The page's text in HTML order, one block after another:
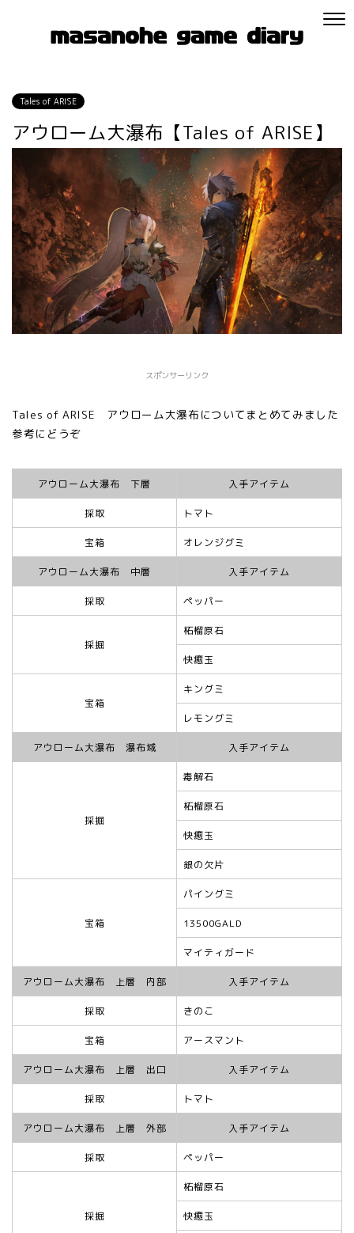
Tales of ARISE
アウローム大瀑布【Tales of ARISE】
スポンサーリンク
Tales of ARISE アウローム大瀑布についてまとめてみました
参考にどうぞ
アウローム大瀑布 下層 入手アイテム
採取 トマト
宝箱 オレンジグミ
アウローム大瀑布 中層 入手アイテム
採取 ペッパー
採掘
柘榴原石
快癒玉
宝箱
キングミ
レモングミ
アウローム大瀑布 瀑布域 入手アイテム
採掘
毒解石
柘榴原石
快癒玉
銀の欠片
宝箱
パイングミ
13500GALD
マイティガード
アウローム大瀑布 上層 内部 入手アイテム
採取 きのこ
宝箱 アースマント
アウローム大瀑布 上層 出口 入手アイテム
採取 トマト
アウローム大瀑布 上層 外部 入手アイテム
採取 ペッパー
採掘
柘榴原石
快癒玉